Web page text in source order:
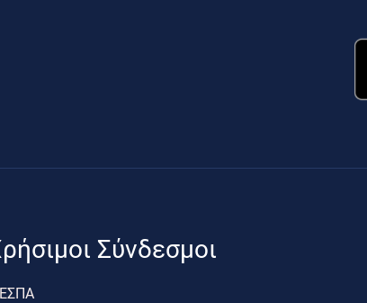
Σύνδεσμοι